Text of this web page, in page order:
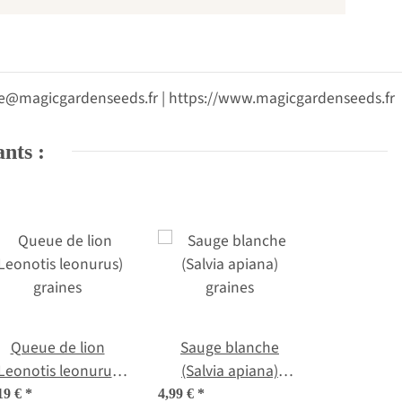
| https://www.magicgardenseeds.fr
:
Queue de lion
leonurus)
€ *
Sauge blanche
(Salvia apiana)
4,99 € *